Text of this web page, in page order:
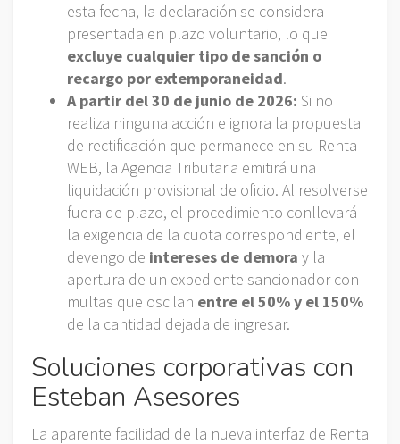
esta fecha, la declaración se considera
presentada en plazo voluntario, lo que
excluye cualquier tipo de sanción o
recargo por extemporaneidad.
A partir del 30 de junio de 2026: Si no
realiza ninguna acción e ignora la propuesta
de rectificación que permanece en su Renta
WEB, la Agencia Tributaria emitirá una
liquidación provisional de oficio. Al resolverse
fuera de plazo, el procedimiento conllevará
la exigencia de la cuota correspondiente, el
devengo de intereses de demora y la
apertura de un expediente sancionador con
multas que oscilan entre el 50% y el 150%
de la cantidad dejada de ingresar.
Soluciones corporativas con
Esteban Asesores
La aparente facilidad de la nueva interfaz de Renta